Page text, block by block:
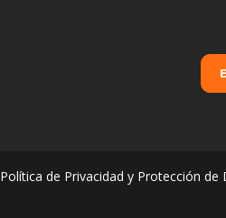
Política de Privacidad y Protección de